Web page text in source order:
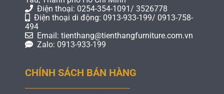
Điện thoại: 0254-354-1091/ 3526778
Điện thoại di động: 0913-933-199/ 0913-758-
494
Email: tienthang@tienthangfurniture.com.vn
Zalo: 0913-933-199
CHÍNH SÁCH BÁN HÀNG